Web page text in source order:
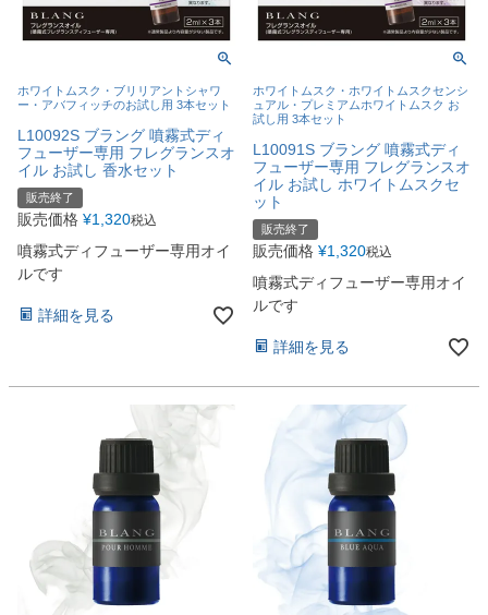
ホワイトムスク・ブリリアントシャワ
ー・アバフィッチのお試し用 3本セット
L10092S ブラング 噴霧式ディ
フューザー専用 フレグランスオ
イル お試し 香水セット
販売終了
販売価格 ¥1,320税込
噴霧式ディフューザー専用オイ
ルです
詳細を見る
ホワイトムスク・ホワイトムスクセンシ
ュアル・プレミアムホワイトムスク お
試し用 3本セット
L10091S ブラング 噴霧式ディ
フューザー専用 フレグランスオ
イル お試し ホワイトムスクセ
ット
販売終了
販売価格 ¥1,320税込
噴霧式ディフューザー専用オイ
ルです
詳細を見る